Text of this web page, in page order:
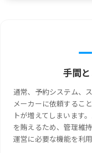
手間
通常、予約システム、
メーカーに依頼するこ
トが増えてしまいます
を賄えるため、管理維
運営に必要な機能を利用